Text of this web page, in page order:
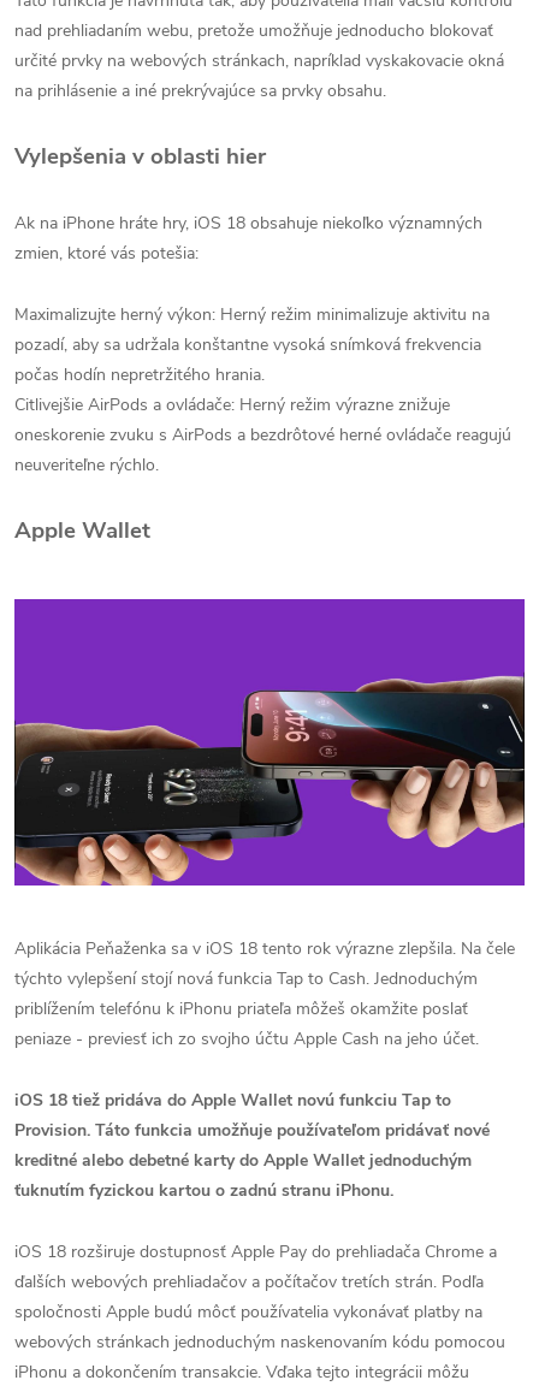
nad prehliadaním webu, pretože umožňuje jednoducho blokovať
určité prvky na webových stránkach, napríklad vyskakovacie okná
na prihlásenie a iné prekrývajúce sa prvky obsahu.
Vylepšenia v oblasti hier
Ak na iPhone hráte hry, iOS 18 obsahuje niekoľko významných
zmien, ktoré vás potešia:
Maximalizujte herný výkon: Herný režim minimalizuje aktivitu na
pozadí, aby sa udržala konštantne vysoká snímková frekvencia
počas hodín nepretržitého hrania.
Citlivejšie AirPods a ovládače: Herný režim výrazne znižuje
oneskorenie zvuku s AirPods a bezdrôtové herné ovládače reagujú
neuveriteľne rýchlo.
Apple Wallet
Aplikácia Peňaženka sa v iOS 18 tento rok výrazne zlepšila. Na čele
týchto vylepšení stojí nová funkcia Tap to Cash. Jednoduchým
priblížením telefónu k iPhonu priateľa môžeš okamžite poslať
peniaze - previesť ich zo svojho účtu Apple Cash na jeho účet.
iOS 18 tiež pridáva do Apple Wallet novú funkciu Tap to
Provision. Táto funkcia umožňuje používateľom pridávať nové
kreditné alebo debetné karty do Apple Wallet jednoduchým
ťuknutím fyzickou kartou o zadnú stranu iPhonu.
iOS 18 rozširuje dostupnosť Apple Pay do prehliadača Chrome a
ďalších webových prehliadačov a počítačov tretích strán. Podľa
spoločnosti Apple budú môcť používatelia vykonávať platby na
webových stránkach jednoduchým naskenovaním kódu pomocou
iPhonu a dokončením transakcie. Vďaka tejto integrácii môžu